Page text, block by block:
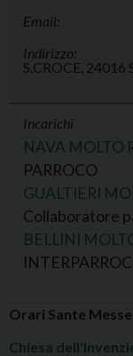
Email:
Indirizzo:
S.CROCE,
Incarichi
NAVA MOLTO
PARROCO
GUALTIERI
Collaboratore
BELLINI
Orari Sante
Chiesa